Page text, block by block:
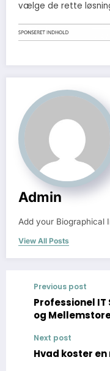
vælge de rette
Admin
Add your Biographical
View All Posts
Previous post
Professionel
og
Next post
Hvad koster